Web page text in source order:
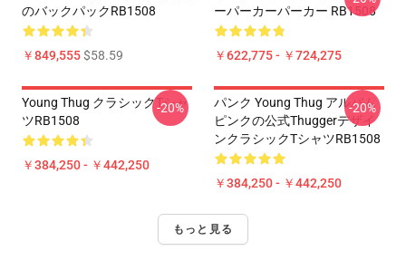
のバックパックRB1508
￥849,555$58.59
ーパーカーパーカー RB1508
￥622,775 - ￥724,275
Young Thug クラシックTシャ
ツRB1508
￥384,250 - ￥442,250
-20%
パンク Young Thug アルバム
ピンクの公式Thuggerデザイ
ンクラシックTシャツRB1508
￥384,250 - ￥442,250
-20%
もっと見る